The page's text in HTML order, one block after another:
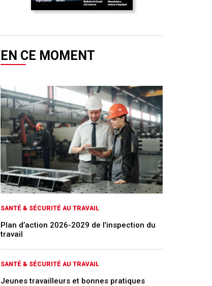
EN CE MOMENT
SANTÉ & SÉCURITÉ AU TRAVAIL
Plan d’action 2026-2029 de l’inspection du
travail
SANTÉ & SÉCURITÉ AU TRAVAIL
Jeunes travailleurs et bonnes pratiques